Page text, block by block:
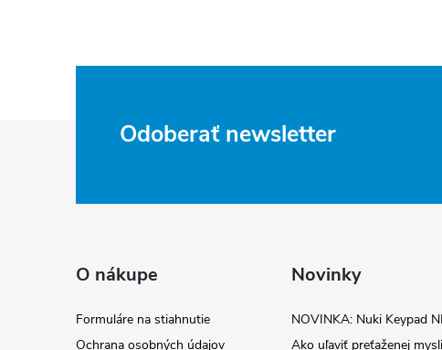
Odoberať newsletter
O nákupe
Formuláre na stiahnutie
Ochrana osobných údajov
Novinky
NOVINKA: Nuki Keypad
Ako uľaviť preťaženej